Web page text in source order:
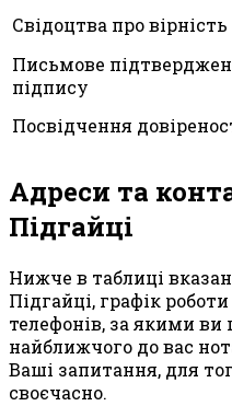
Свідоцтва про вірність
Письмове
підпису
Посвідчення
Адреси та
Підгайці
Нижче в таблиці
Підгайці, графік
телефонів, за якими
найближчого до вас
Ваші запитання, для
своєчасно.